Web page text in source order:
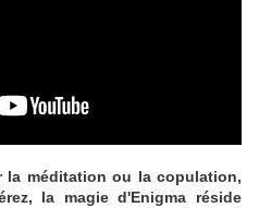
méditation ou la copulation,
la magie d'Enigma réside